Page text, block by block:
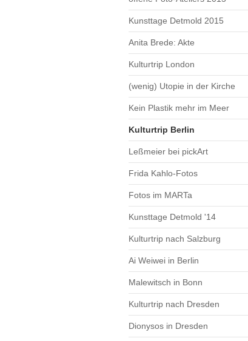
Kunsttage Detmold 2015
Anita Brede: Akte
Kulturtrip London
(wenig) Utopie in der Kirche
Kein Plastik mehr im Meer
Kulturtrip Berlin
Leßmeier bei pickArt
Frida Kahlo-Fotos
Fotos im MARTa
Kunsttage Detmold '14
Kulturtrip nach Salzburg
Ai Weiwei in Berlin
Malewitsch in Bonn
Kulturtrip nach Dresden
Dionysos in Dresden